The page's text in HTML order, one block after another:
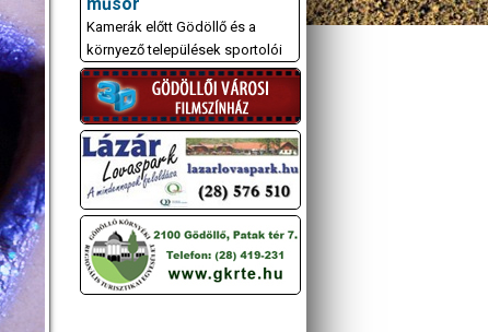
Kamerák előtt Gödöllő és a
környező települések sportolói